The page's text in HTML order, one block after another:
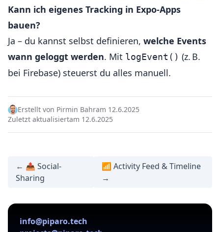
Kann ich eigenes Tracking in Expo-Apps
bauen?
Ja – du kannst selbst definieren, welche Events
wann geloggt werden. Mit logEvent() (z. B.
bei Firebase) steuerst du alles manuell.
Erstellt von Pirmin Bahram 12.6.2025
Zuletzt aktualisiertam 12.6.2025
← 📤 Social-
Sharing
📶 Activity Feed & Timeline
→
info@piparo.tech